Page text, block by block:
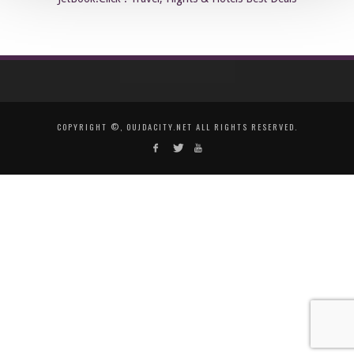
COPYRIGHT ©, OUJDACITY.NET ALL RIGHTS RESERVED.